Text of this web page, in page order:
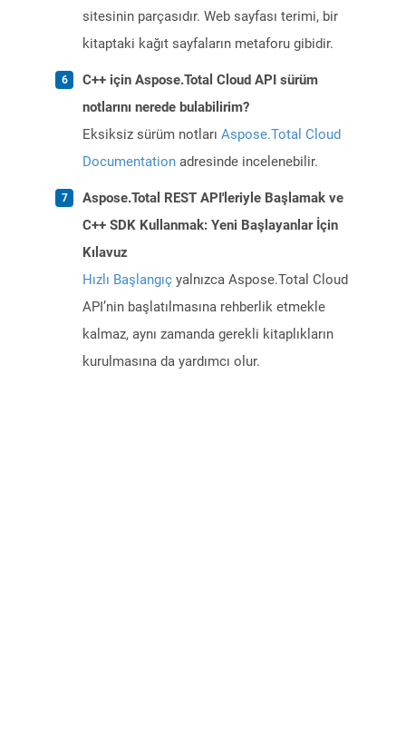
sitesinin parçasıdır. Web sayfası terimi, bir
kitaptaki kağıt sayfaların metaforu gibidir.
C++ için Aspose.Total Cloud API sürüm
notlarını nerede bulabilirim?
Eksiksiz sürüm notları Aspose.Total Cloud
Documentation adresinde incelenebilir.
Aspose.Total REST API'leriyle Başlamak ve
C++ SDK Kullanmak: Yeni Başlayanlar İçin
Kılavuz
Hızlı Başlangıç yalnızca Aspose.Total Cloud
API’nin başlatılmasına rehberlik etmekle
kalmaz, aynı zamanda gerekli kitaplıkların
kurulmasına da yardımcı olur.